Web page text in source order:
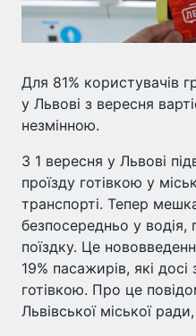
Для 81% користувачів
у Львові з вересня
незмінною.
З 1 вересня у Львові
проїзду готівкою у
транспорті. Тепер
безпосередньо у водія,
поїздку. Це
19% пасажирів, які
готівкою. Про це
Львівської міської